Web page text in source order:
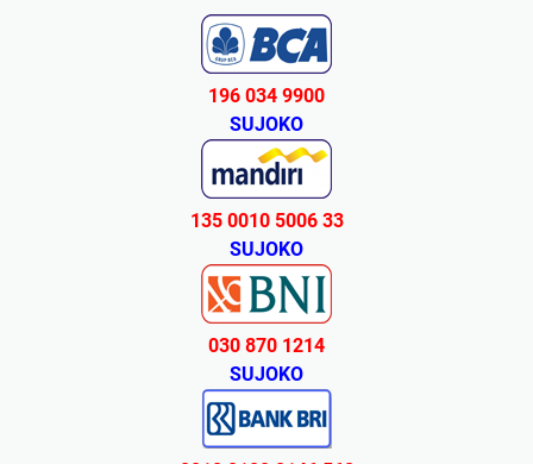
196 034 9900
SUJOKO
135 0010 5006 33
SUJOKO
030 870 1214
SUJOKO